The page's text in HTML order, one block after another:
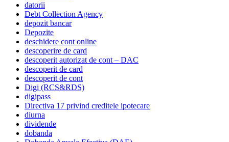
datorii
Debt Collection Agency
depozit bancar
Depozite
deschidere cont online
descoperire de card
descoperit autorizat de cont – DAC
descoperit de card
descoperit de cont
Digi (RCS&RDS)
digipass
Directiva 17 privind creditele ipotecare
diurna
dividende
dobanda